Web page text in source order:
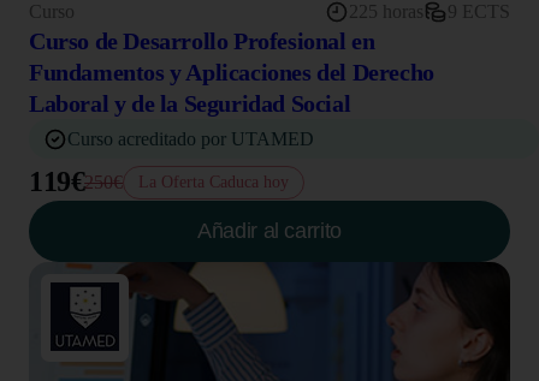
Curso 225 horas 9 ECTS
Curso de Desarrollo Profesional en
Fundamentos y Aplicaciones del Derecho
Laboral y de la Seguridad Social
Curso acreditado por UTAMED
119€250€ La Oferta Caduca hoy
Añadir al carrito